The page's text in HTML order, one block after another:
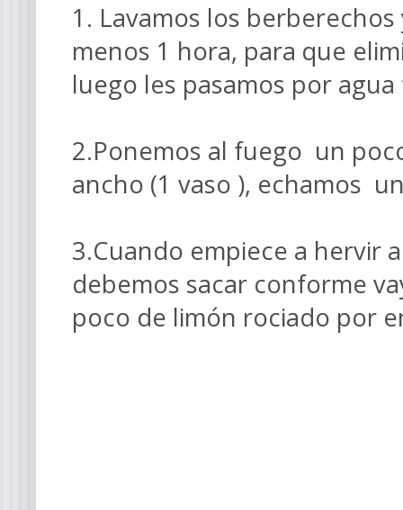
1. Lavamos los
menos 1 hora, para que
luego les pasamos por
2.Ponemos al fuego un
ancho (1 vaso ), echamos
3.Cuando empiece a hervir
debemos sacar conforme
poco de limón rociado por